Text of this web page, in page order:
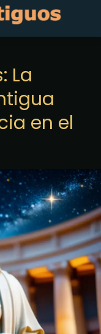
La
en el